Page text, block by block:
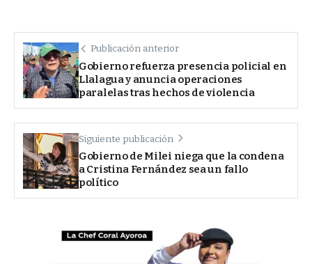
Publicación anterior
Gobierno refuerza presencia policial en
Llalagua y anuncia operaciones
paralelas tras hechos de violencia
Siguiente publicación
Gobierno de Milei niega que la condena
a Cristina Fernández sea un fallo
político